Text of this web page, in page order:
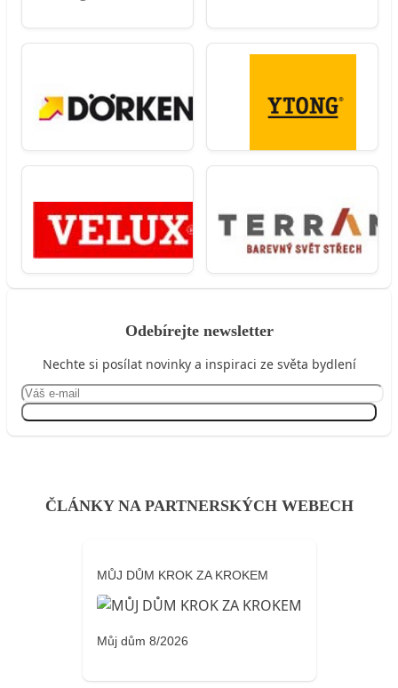
Odebírejte newsletter
Nechte si posílat novinky a inspiraci ze světa bydlení
ČLÁNKY NA PARTNERSKÝCH WEBECH
MŮJ DŮM KROK ZA KROKEM
Můj dům 8/2026